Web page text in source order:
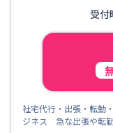
受
社宅代行・出張・転勤
ジネス 急な出張や転